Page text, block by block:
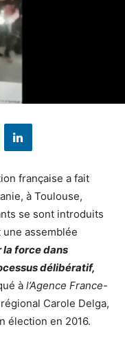
française a fait
à Toulouse,
se sont introduits
assemblée
la force dans
délibératif,
à l’Agence France-
Carole Delga,
élection en 2016.